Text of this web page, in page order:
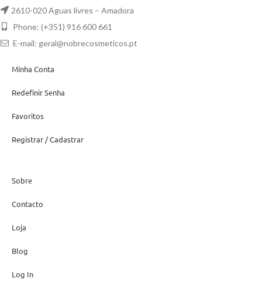
2610-020 Aguas livres – Amadora
Phone: (+351) 916 600 661
E-mail: geral@nobrecosmeticos.pt
Minha Conta
Redefinir Senha
Favoritos
Registrar / Cadastrar
Sobre
Contacto
Loja
Blog
Log In